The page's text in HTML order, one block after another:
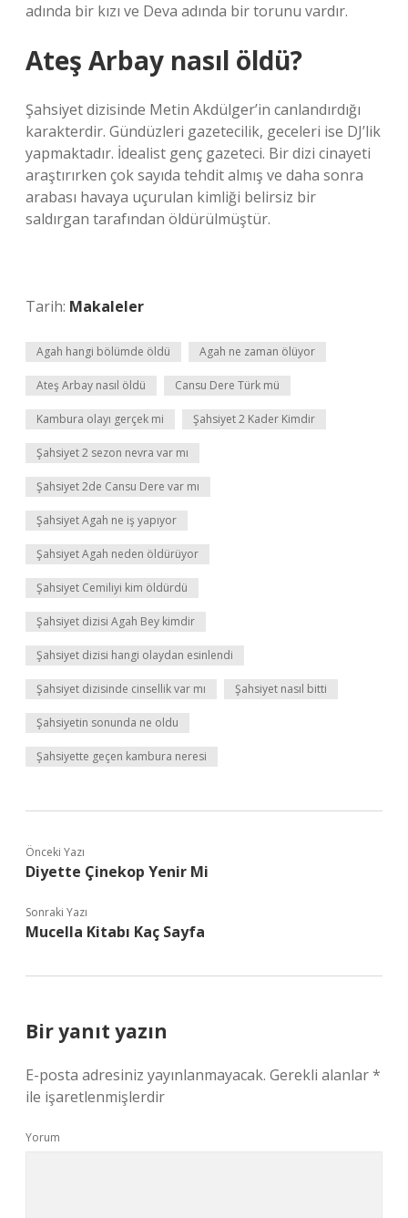
adında bir kızı ve Deva adında bir torunu vardır.
Ateş Arbay nasıl öldü?
Şahsiyet dizisinde Metin Akdülger’in canlandırdığı
karakterdir. Gündüzleri gazetecilik, geceleri ise DJ’lik
yapmaktadır. İdealist genç gazeteci. Bir dizi cinayeti
araştırırken çok sayıda tehdit almış ve daha sonra
arabası havaya uçurulan kimliği belirsiz bir
saldırgan tarafından öldürülmüştür.
Tarih: Makaleler
Agah hangi bölümde öldü Agah ne zaman ölüyor
Ateş Arbay nasıl öldü Cansu Dere Türk mü
Kambura olayı gerçek mi Şahsiyet 2 Kader Kimdir
Şahsiyet 2 sezon nevra var mı
Şahsiyet 2de Cansu Dere var mı
Şahsiyet Agah ne iş yapıyor
Şahsiyet Agah neden öldürüyor
Şahsiyet Cemiliyi kim öldürdü
Şahsiyet dizisi Agah Bey kimdir
Şahsiyet dizisi hangi olaydan esinlendi
Şahsiyet dizisinde cinsellik var mı Şahsiyet nasıl bitti
Şahsiyetin sonunda ne oldu
Şahsiyette geçen kambura neresi
Önceki Yazı
Diyette Çinekop Yenir Mi
Sonraki Yazı
Mucella Kitabı Kaç Sayfa
Bir yanıt yazın
E-posta adresiniz yayınlanmayacak. Gerekli alanlar*
ile işaretlenmişlerdir
Yorum